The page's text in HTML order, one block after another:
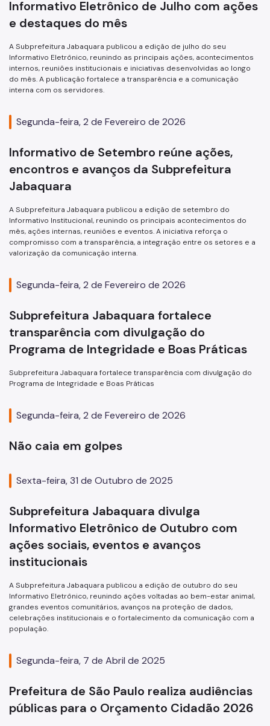
Informativo Eletrônico de Julho com ações
e destaques do mês
A Subprefeitura Jabaquara publicou a edição de julho do seu
Informativo Eletrônico, reunindo as principais ações, acontecimentos
internos, reuniões institucionais e iniciativas desenvolvidas ao longo
do mês. A publicação fortalece a transparência e a comunicação
interna com os servidores.
Segunda-feira, 2 de Fevereiro de 2026
Informativo de Setembro reúne ações,
encontros e avanços da Subprefeitura
Jabaquara
A Subprefeitura Jabaquara publicou a edição de setembro do
Informativo Institucional, reunindo os principais acontecimentos do
mês, ações internas, reuniões e eventos. A iniciativa reforça o
compromisso com a transparência, a integração entre os setores e a
valorização da comunicação interna.
Segunda-feira, 2 de Fevereiro de 2026
Subprefeitura Jabaquara fortalece
transparência com divulgação do
Programa de Integridade e Boas Práticas
Subprefeitura Jabaquara fortalece transparência com divulgação do
Programa de Integridade e Boas Práticas
Segunda-feira, 2 de Fevereiro de 2026
Não caia em golpes
Sexta-feira, 31 de Outubro de 2025
Subprefeitura Jabaquara divulga
Informativo Eletrônico de Outubro com
ações sociais, eventos e avanços
institucionais
A Subprefeitura Jabaquara publicou a edição de outubro do seu
Informativo Eletrônico, reunindo ações voltadas ao bem-estar animal,
grandes eventos comunitários, avanços na proteção de dados,
celebrações institucionais e o fortalecimento da comunicação com a
população.
Segunda-feira, 7 de Abril de 2025
Prefeitura de São Paulo realiza audiências
públicas para o Orçamento Cidadão 2026